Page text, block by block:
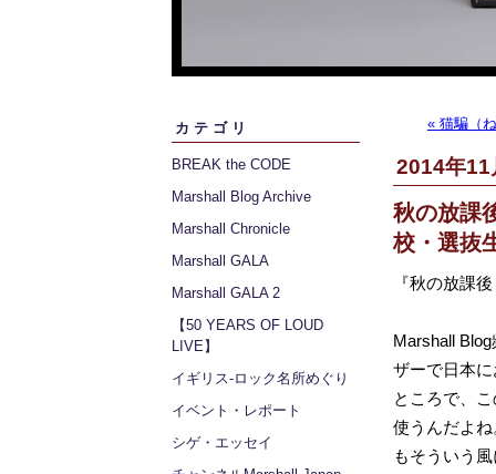
カテゴリ
BREAK the CODE
Marshall Blog Archive
Marshall Chronicle
Marshall GALA
Marshall GALA 2
【50 YEARS OF LOUD
LIVE】
イギリス‐ロック名所めぐり
イベント・レポート
シゲ・エッセイ
« 猫騙（
2014年11
秋の放課
校・選抜
『秋の放課
Marshall
ザーで日本
ところで、
使うんだよ
もそういう